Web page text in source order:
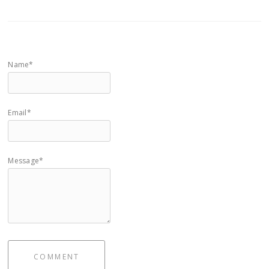
Name*
Email*
Message*
COMMENT